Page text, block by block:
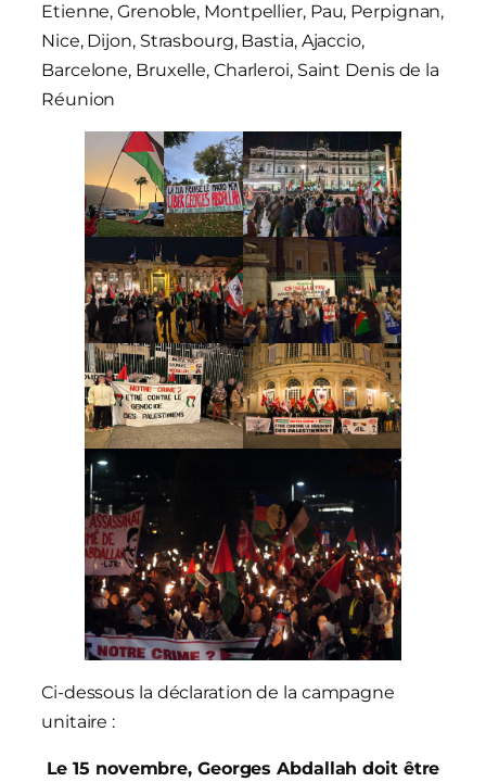
Etienne, Grenoble, Montpellier, Pau, Perpignan,
Nice, Dijon, Strasbourg, Bastia, Ajaccio,
Barcelone, Bruxelle, Charleroi, Saint Denis de la
Réunion
Ci-dessous la déclaration de la campagne
unitaire :
Le 15 novembre, Georges Abdallah doit être